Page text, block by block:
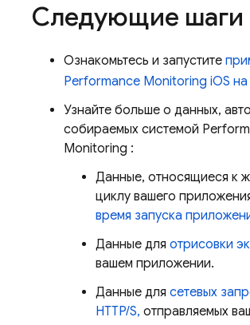
Следующие шаги
Ознакомьтесь и запустите
Performance Monitoring iOS
Узнайте больше о данных,
собираемых системой
Monitoring :
Данные, относящиеся к
циклу вашего
время запуска
Данные для отрисовки
вашем приложении.
Данные для сетевых
HTTP/S, отправляемых